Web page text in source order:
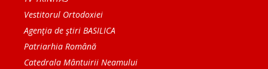
Vestitorul Ortodoxiei
Agenţia de ştiri BASILICA
Patriarhia Română
Catedrala Mântuirii Neamului